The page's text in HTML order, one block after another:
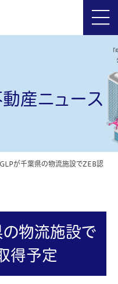
産ニュース
が千葉県の物流施設でZEB認
物流施設で
得予定